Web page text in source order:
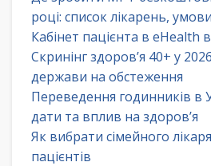
році: список лікарень,
Кабінет пацієнта в
Скринінг здоров’я 40+ у
держави на обстеження
Переведення годинників в
дати та вплив на здоров’я
Як вибрати сімейного
пацієнтів